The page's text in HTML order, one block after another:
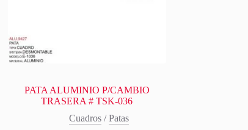
PATA ALUMINIO P/CAMBIO
TRASERA # TSK-036
Cuadros /Patas